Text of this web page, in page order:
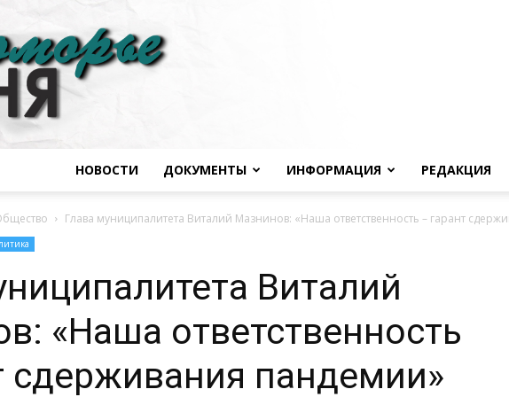
НОВОСТИ ДОКУМЕНТЫ ИНФОРМАЦИЯ РЕДАКЦИЯ
Глава муниципалитета Виталий Мазнинов: «Наша ответственность – гарант
Виталий
«Наша ответственность
сдерживания пандемии»